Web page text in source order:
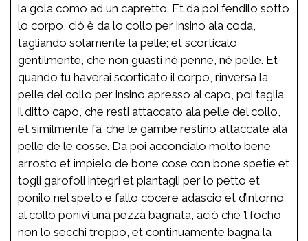
la gola como ad un capretto. Et da poi fendilo sotto
lo corpo, ciò è da lo collo per insino ala coda,
tagliando solamente la pelle; et scorticalo
gentilmente, che non guasti né penne, né pelle. Et
quando tu haverai scorticato il corpo, rinversa la
pelle del collo per insino apresso al capo, poi taglia
il ditto capo, che resti attaccato ala pelle del collo,
et similmente fa’ che le gambe restino attaccate ala
pelle de le cosse. Da poi acconcialo molto bene
arrosto et impielo de bone cose con bone spetie et
togli garofoli integri et piantagli per lo petto et
ponilo nel speto e fallo cocere adascio et d’intorno
al collo ponivi una pezza bagnata, aciò che ’l focho
non lo secchi troppo, et continuamente bagna la